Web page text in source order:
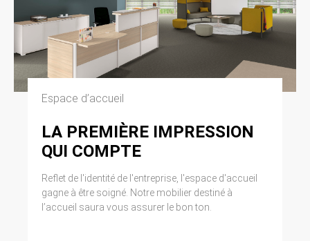
Espace d’accueil
LA PREMIÈRE IMPRESSION
QUI COMPTE
Reflet de l'identité de l'entreprise, l'espace d'accueil
gagne à être soigné. Notre mobilier destiné à
l’accueil saura vous assurer le bon ton.